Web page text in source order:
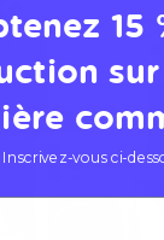
15
Inscrivez-vous ci-